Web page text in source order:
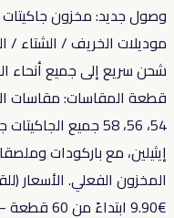
54، 56، 58 جميع
إيثيلين، مع باركودات